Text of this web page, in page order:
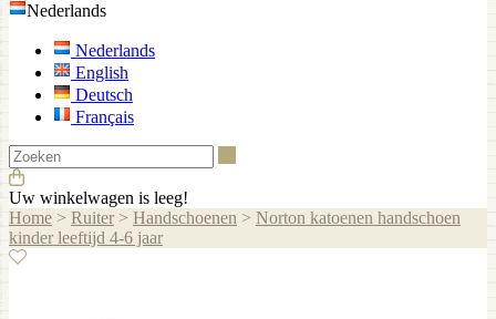
Nederlands
Nederlands
English
Deutsch
Français
Uw winkelwagen is leeg!
Home > Ruiter > Handschoenen > Norton katoenen handschoen
kinder leeftijd 4-6 jaar